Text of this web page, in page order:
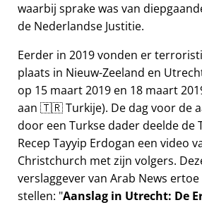
waarbij sprake was van
de Nederlandse Justitie.
Eerder in 2019 vonden er
plaats in Nieuw-Zeeland en
op 15 maart 2019 en 18 maart
aan 🇹🇷 Turkije). De dag voor de
door een Turkse dader deelde de
Recep Tayyip Erdogan een video
Christchurch met zijn volgers.
verslaggever van Arab News
stellen: Aanslag in Utrecht: De